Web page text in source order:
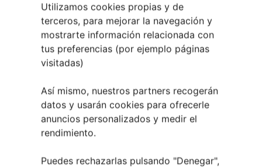
Utilizamos cookies propias y de
terceros, para mejorar la navegación y
mostrarte información relacionada con
tus preferencias (por ejemplo páginas
visitadas)
Así mismo, nuestros partners recogerán
datos y usarán cookies para ofrecerle
anuncios personalizados y medir el
rendimiento.
Puedes rechazarlas pulsando "Denegar",
EVENTOS RELACIONADOS